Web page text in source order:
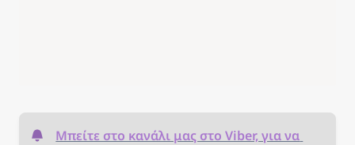
Μπείτε στο κανάλι μας στο Viber, για να